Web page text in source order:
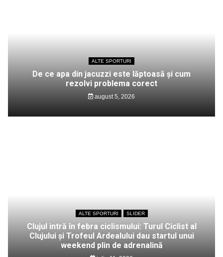
ALTE SPORTURI
De ce apa din jacuzzi este lăptoasă și cum
rezolvi problema corect
august 5, 2026
ALTE SPORTURI SLIDER
Clujul intră în febra ciclismului: Turul Ciclist al
Clujului și Trofeul Ardealului dau startul unui
weekend plin de adrenalină